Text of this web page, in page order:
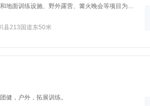
基地有超大林地和空间，涵盖了高低空和地面训练设施、野外露营、篝火晚会等项目为一体式的综合型拓展训练基地。它是目前阿坝州最为美丽、档次最高的拓展训练场所。
县213国道东50米
健，户外，拓展训练。